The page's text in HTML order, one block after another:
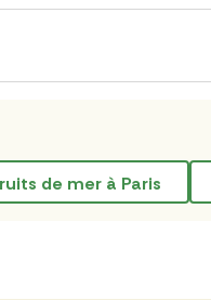
de mer à Paris